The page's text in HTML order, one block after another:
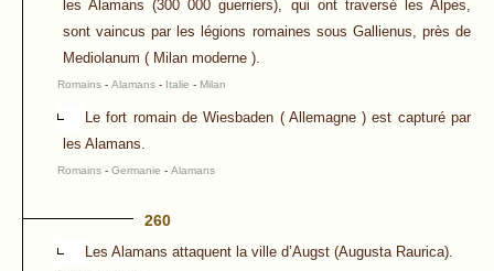
les Alamans (300 000 guerriers), qui ont traversé les Alpes,
sont vaincus par les légions romaines sous Gallienus, près de
Mediolanum ( Milan moderne ).
Romains - Alamans - Italie - Milan
Le fort romain de Wiesbaden ( Allemagne ) est capturé par
les Alamans.
Romains - Germanie - Alamans
260
Les Alamans attaquent la ville d’Augst (Augusta Raurica).